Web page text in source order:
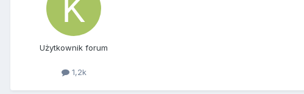
Użytkownik forum
1,2k